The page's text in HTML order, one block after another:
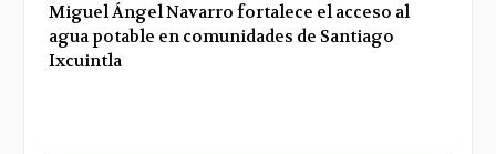
Miguel Ángel Navarro fortalece el acceso al
agua potable en comunidades de Santiago
Ixcuintla